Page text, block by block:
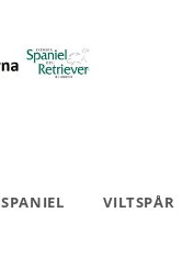
SPANIEL VILTSPÅR